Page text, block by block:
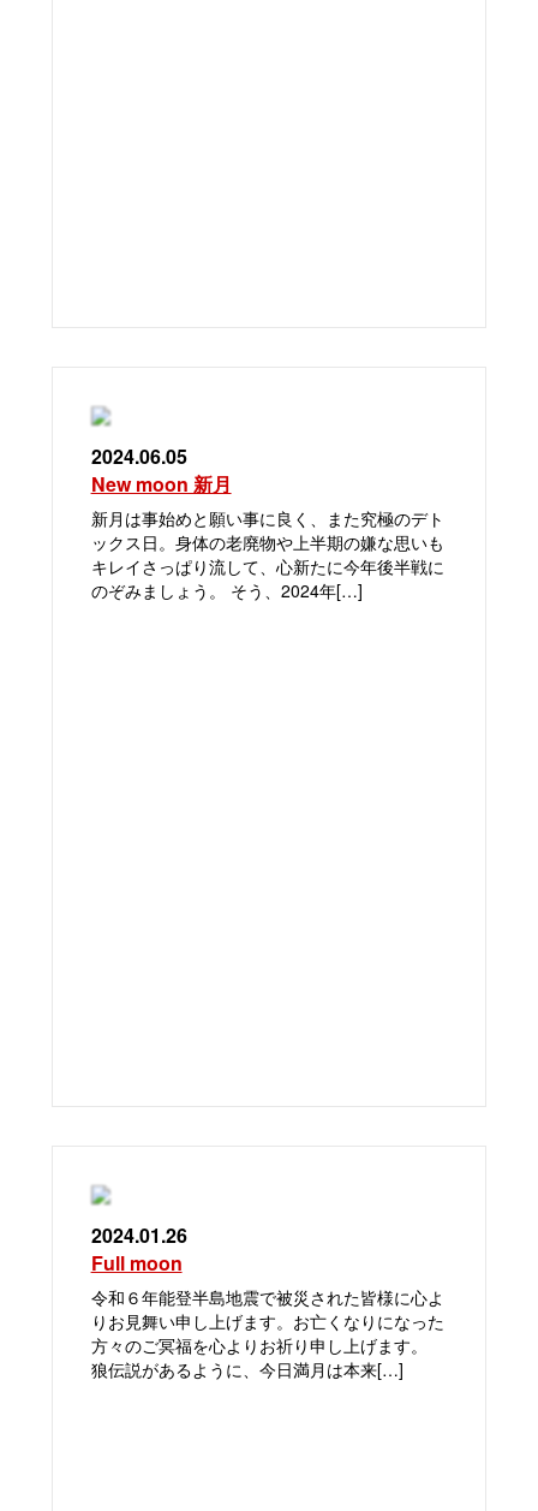
2024.06.05
New moon 新月
新月は事始めと願い事に良く、また究極のデト
ックス日。身体の老廃物や上半期の嫌な思いも
キレイさっぱり流して、心新たに今年後半戦に
のぞみましょう。 そう、2024年[…]
2024.01.26
Full moon
令和６年能登半島地震で被災された皆様に心よ
りお見舞い申し上げます。お亡くなりになった
方々のご冥福を心よりお祈り申し上げます。
狼伝説があるように、今日満月は本来[…]